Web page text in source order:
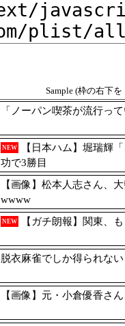
Sample (枠の右下
「ノーパン喫茶が流行っ
NEW
【日本ハム】堀瑞輝
功で3勝目
【画像】松本人志さん、
wwww
NEW 【ガチ朗報】関東、
脱衣麻雀でしか得られな
【画像】元・小倉優香さ